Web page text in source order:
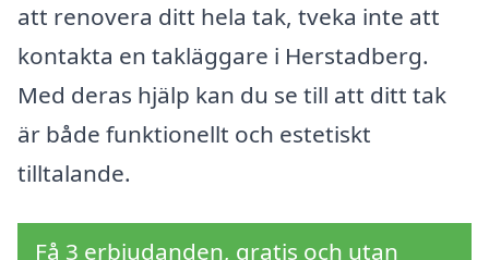
att renovera ditt hela tak, tveka inte att
kontakta en takläggare i Herstadberg.
Med deras hjälp kan du se till att ditt tak
är både funktionellt och estetiskt
tilltalande.
Få 3 erbjudanden, gratis och utan